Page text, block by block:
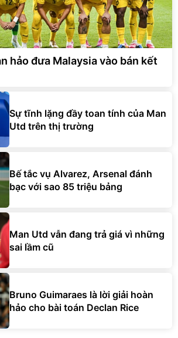
hảo đưa Malaysia vào bán kết
Sự tĩnh lặng đầy toan tính của Man
Utd trên thị trường
Bế tắc vụ Alvarez, Arsenal đánh
bạc với sao 85 triệu bảng
Man Utd vẫn đang trả giá vì những
sai lầm cũ
Bruno Guimaraes là lời giải hoàn
hảo cho bài toán Declan Rice